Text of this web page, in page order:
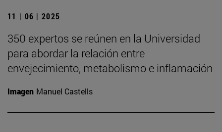
11 | 06 | 2025
350 expertos se reúnen en la Universidad
para abordar la relación entre
envejecimiento, metabolismo e inflamación
Imagen Manuel Castells